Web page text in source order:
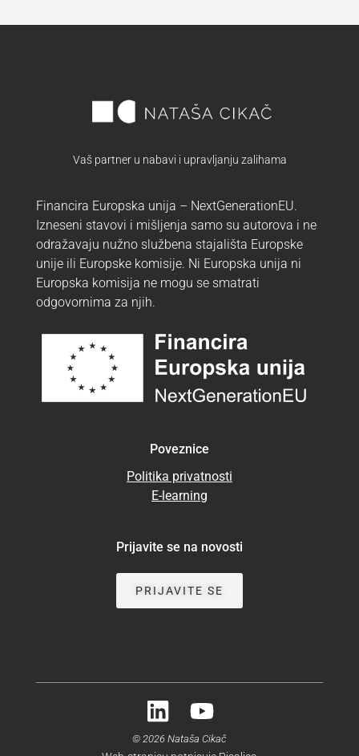
Vaš partner u nabavi i upravljanju zalihama
Financira Europska unija – NextGenerationEU.
Izneseni stavovi i mišljenja samo su autorova i ne
odražavaju nužno službena stajališta Europske
unije ili Europske komisije. Ni Europska unija ni
Europska komisija ne mogu se smatrati
odgovornima za njih.
Poveznice
Politika privatnosti
E-learning
Prijavite se na novosti
PRIJAVITE SE
© 2026 Nataša Cikač